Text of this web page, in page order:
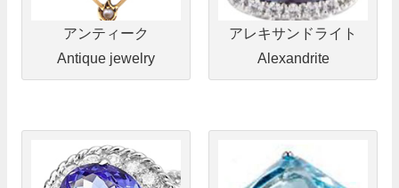
アンティーク
Antique jewelry
アレキサンドライト
Alexandrite